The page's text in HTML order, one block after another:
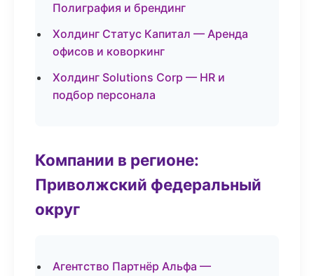
Полиграфия и брендинг
Холдинг Статус Капитал — Аренда
офисов и коворкинг
Холдинг Solutions Corp — HR и
подбор персонала
Компании в регионе:
Приволжский федеральный
округ
Агентство Партнёр Альфа —